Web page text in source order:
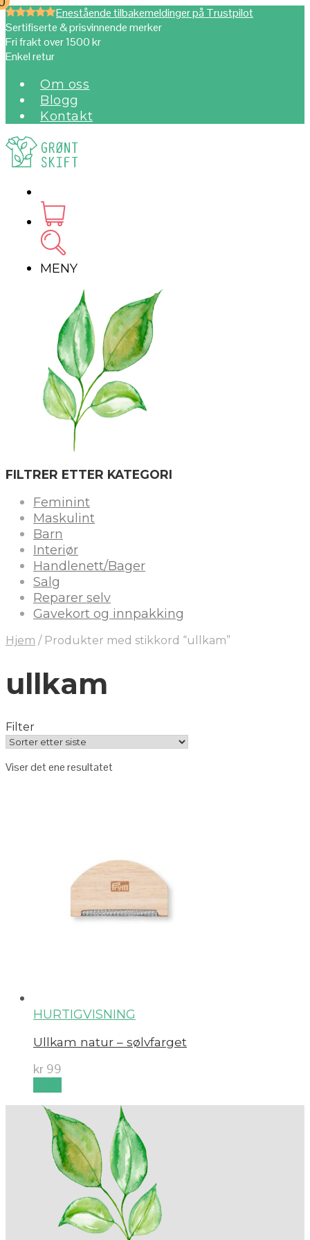
Enestående tilbakemeldinger på Trustpilot
Sertifiserte & prisvinnende merker
Fri frakt over 1500 kr
Enkel retur
Om oss
Blogg
Kontakt
MENY
FILTRER ETTER KATEGORI
Feminint
Maskulint
Barn
Interiør
Handlenett/Bager
Salg
Reparer selv
Gavekort og innpakking
Hjem / Produkter med stikkord “ullkam”
ullkam
Filter
Viser det ene resultatet
HURTIGVISNING
Ullkam natur – sølvfarget
kr 99